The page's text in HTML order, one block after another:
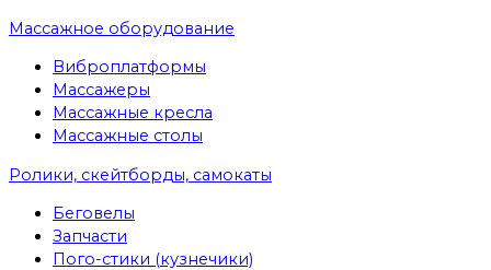
Массажное оборудование
Виброплатформы
Массажеры
Массажные кресла
Массажные столы
Ролики, скейтборды, самокаты
Беговелы
Запчасти
Пого-стики (кузнечики)